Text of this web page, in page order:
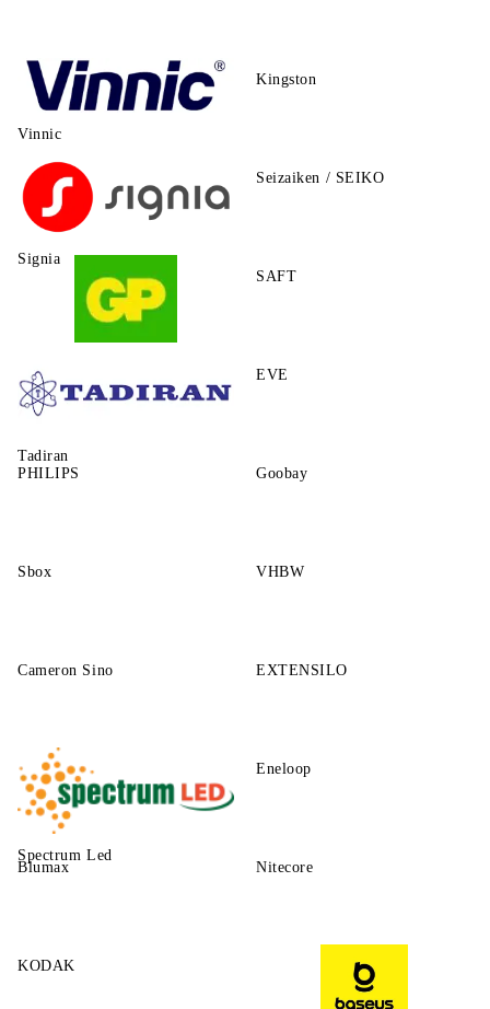
Vinnic
Kingston
Signia
Seizaiken / SEIKO
SAFT
Tadiran
EVE
PHILIPS Goobay
Sbox VHBW
Cameron Sino EXTENSILO
Spectrum Led
Eneloop
Blumax Nitecore
KODAK